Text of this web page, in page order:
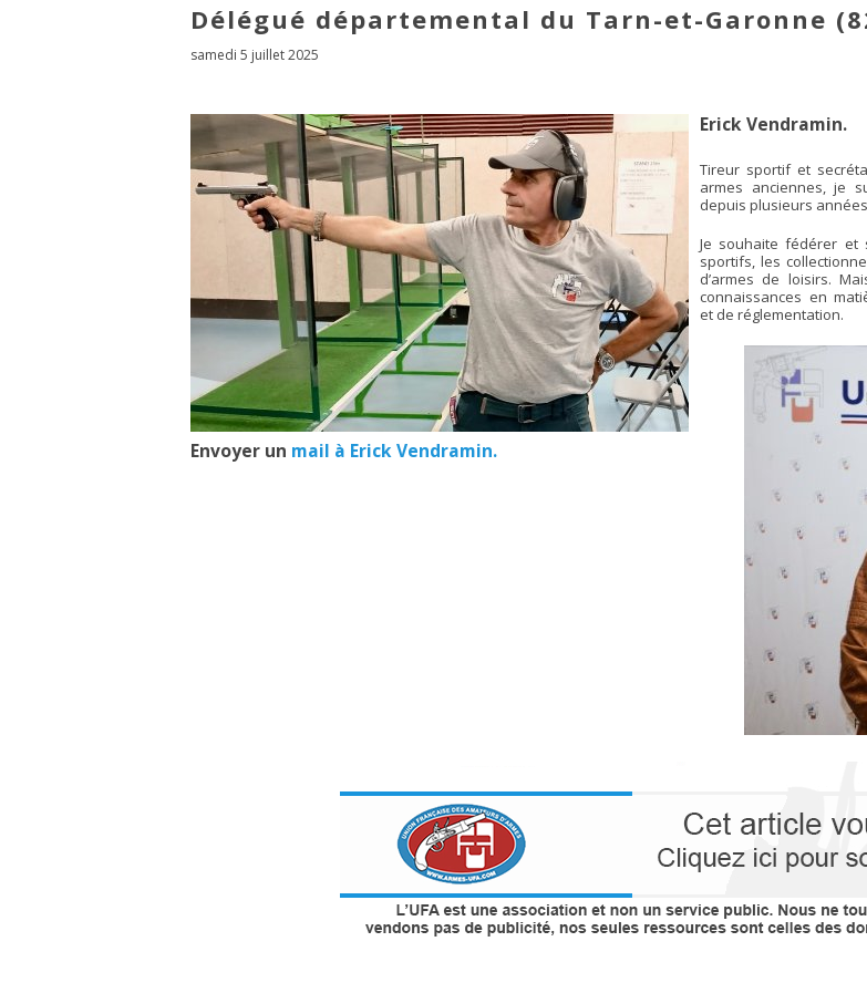
Délégué départemental du Tarn-et-Garonne
samedi 5 juillet 2025
Erick Vendramin.
Tireur sportif et
armes anciennes, je
depuis plusieurs
Je souhaite fédérer et
sportifs, les
d’armes de loisirs.
connaissances en
et de réglementation.
Envoyer un mail à Erick Vendramin.